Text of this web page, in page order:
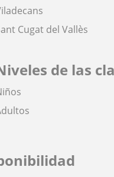
Cugat del Vallès
de las